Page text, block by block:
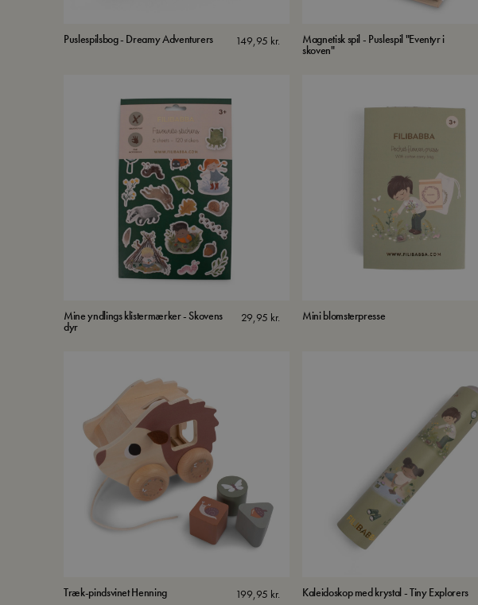
Puslespilsbog - Dreamy Adventurers 149,95 kr. Magnetisk spil - Puslespil "Eventyr i
skoven"
Mine yndlings klistermærker - Skovens
dyr
29,95 kr. Mini blomsterpresse
Træk-pindsvinet Henning 199,95 kr. Kaleidoskop med krystal - Tiny Explorers